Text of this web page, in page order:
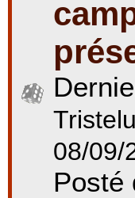
08/09/
Posté